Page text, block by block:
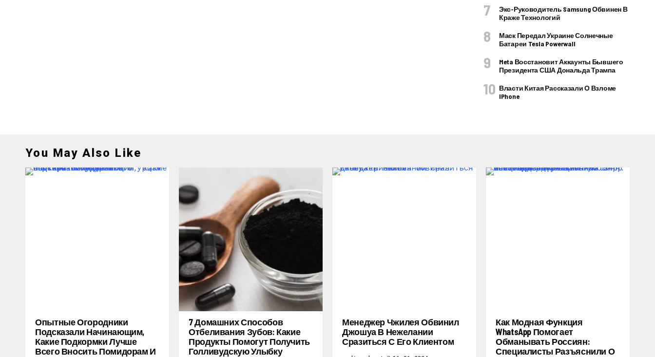
Экс-Руководитель Samsung Обвинен В
Краже Технологий
Маск Передал Украине Солнечные
Батареи Tesla Powerwall
Meta Восстановит Аккаунты Бывшего
Президента США Дональда Трампа
Власти Китая Рассказали О Взломе
IPhone
You May Also Like
Опытные Огородники
Подсказали Начинающим,
Какие Подкормки Лучше
Всего Вносить Помидорам И
7 Домашних Способов
Отбеливания Зубов: Какие
Продукты Помогут Получить
Голливудскую Улыбку
Менеджер Чжилея Обвинил
Джошуа В Нежелании
Сразиться С Его Клиентом
Как Модная Функция
WhatsApp Помогает
Обманывать Россиян:
Специалисты Разъяснили О